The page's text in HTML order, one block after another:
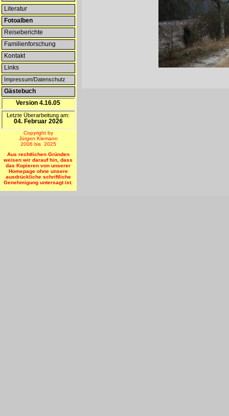
Literatur
Fotoalben
Familienforschung
Kontakt
Links
Impressum/Datenschutz
Gästebuch
Version 4.16.05
Letzte Überarbeitung am:
04. Februar 2026
Copyright by
Jürgen Klemann
2006 bis 2025
Aus rechtlichen Gründen
weisen wir darauf hin, dass
das Kopieren von unserer
Homepage ohne unsere
ausdrückliche schriftliche
Genehmigung untersagt ist.
Reiseberichte